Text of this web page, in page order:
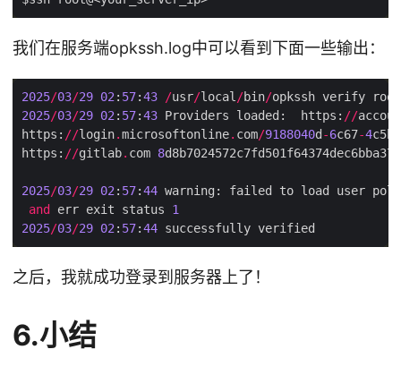
我们在服务端opkssh.log中可以看到下面一些输出：
2025/03/29 02 : 57:43 /usr/local /bin/opkssh verify root
2025/03/29 02 : 57:43 Providers loaded:  https: //
https: //login.microsoftonline. com/9188040d -6c67-4c5b
https: //gitlab. com 8
2025/03/29 02 : 57:44 warning: failed to load user
and
err exit status 1
2025/03/29 02 : 57:44
之后，我就成功登录到服务器上了！
6.小结